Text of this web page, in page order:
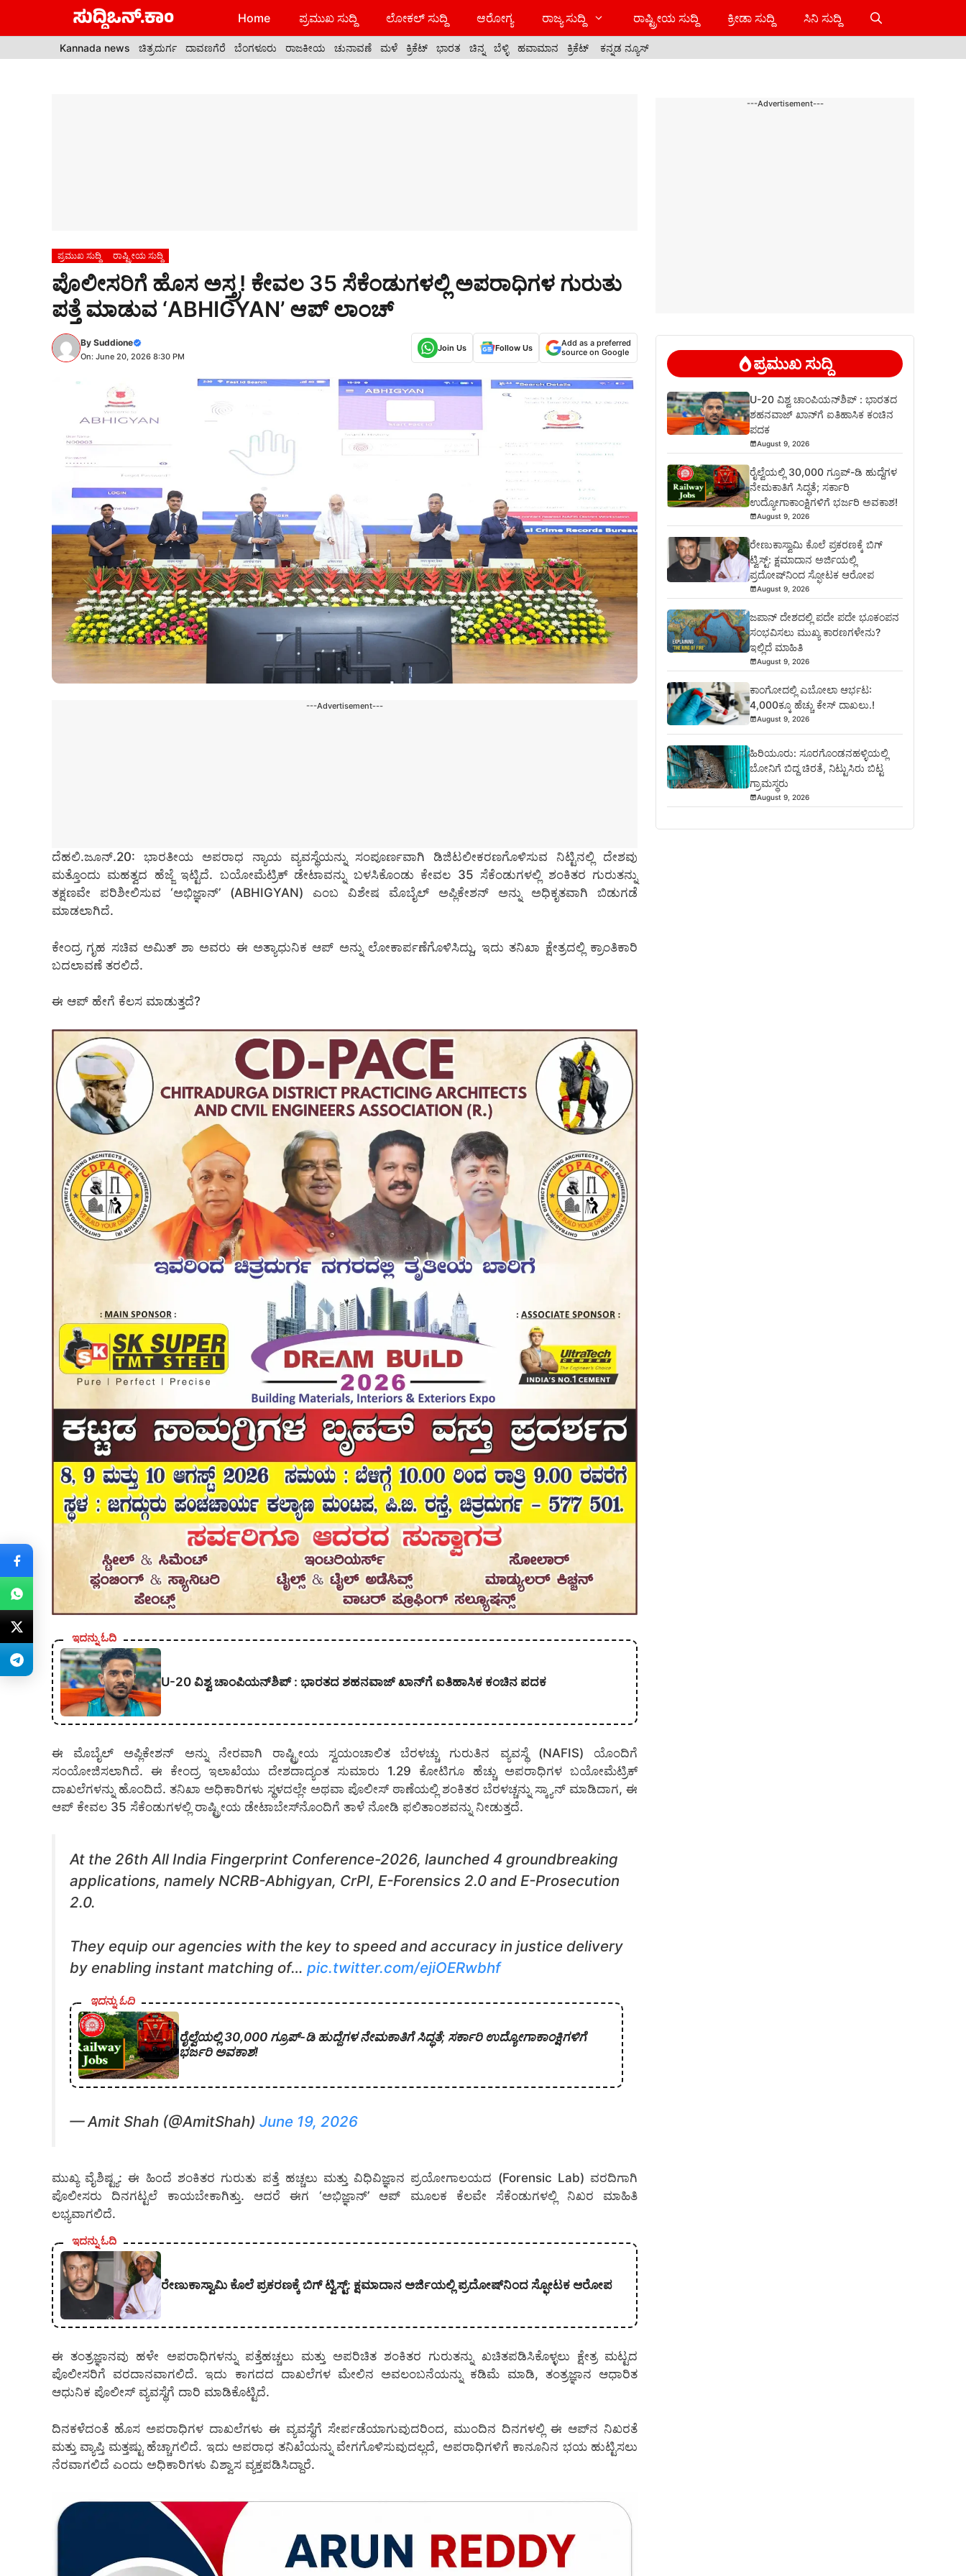
Home ಪ್ರಮುಖ ಸುದ್ದಿ ಲೋಕಲ್ ಸುದ್ದಿ ಆರೋಗ್ಯ ರಾಜ್ಯ ಸುದ್ದಿ ರಾಷ್ಟ್ರೀಯ ಸುದ್ದಿ ಕ್ರೀಡಾ ಸುದ್ದಿ ಸಿನಿ ಸುದ್ದಿ
Kannada news ಚಿತ್ರದುರ್ಗ ದಾವಣಗೆರೆ ಬೆಂಗಳೂರು ರಾಜಕೀಯ ಚುನಾವಣೆ ಮಳೆ ಕ್ರಿಕೆಟ್ ಭಾರತ ಚಿನ್ನ ಬೆಳ್ಳಿ ಹವಾಮಾನ ಕ್ರಿಕೆಟ್ ಕನ್ನಡ ನ್ಯೂಸ್
ಪ್ರಮುಖ ಸುದ್ದಿ ರಾಷ್ಟ್ರೀಯ ಸುದ್ದಿ
ಪೊಲೀಸರಿಗೆ ಹೊಸ ಅಸ್ತ್ರ! ಕೇವಲ 35 ಸೆಕೆಂಡುಗಳಲ್ಲಿ ಅಪರಾಧಿಗಳ ಗುರುತು
ಪತ್ತೆ ಮಾಡುವ ‘ABHIGYAN’ ಆಪ್ ಲಾಂಚ್
By Suddione
On: June 20, 2026 8:30 PM
Join Us Follow Us
Add as a preferred
source on Google
---Advertisement---
ದೆಹಲಿ.ಜೂನ್.20: ಭಾರತೀಯ ಅಪರಾಧ ನ್ಯಾಯ ವ್ಯವಸ್ಥೆಯನ್ನು ಸಂಪೂರ್ಣವಾಗಿ ಡಿಜಿಟಲೀಕರಣಗೊಳಿಸುವ ನಿಟ್ಟಿನಲ್ಲಿ ದೇಶವು
ಮತ್ತೊಂದು ಮಹತ್ವದ ಹೆಜ್ಜೆ ಇಟ್ಟಿದೆ. ಬಯೋಮೆಟ್ರಿಕ್ ಡೇಟಾವನ್ನು ಬಳಸಿಕೊಂಡು ಕೇವಲ 35 ಸೆಕೆಂಡುಗಳಲ್ಲಿ ಶಂಕಿತರ ಗುರುತನ್ನು
ತಕ್ಷಣವೇ ಪರಿಶೀಲಿಸುವ ‘ಅಭಿಜ್ಞಾನ್’ (ABHIGYAN) ಎಂಬ ವಿಶೇಷ ಮೊಬೈಲ್ ಅಪ್ಲಿಕೇಶನ್ ಅನ್ನು ಅಧಿಕೃತವಾಗಿ ಬಿಡುಗಡೆ
ಮಾಡಲಾಗಿದೆ.
ಕೇಂದ್ರ ಗೃಹ ಸಚಿವ ಅಮಿತ್ ಶಾ ಅವರು ಈ ಅತ್ಯಾಧುನಿಕ ಆಪ್ ಅನ್ನು ಲೋಕಾರ್ಪಣೆಗೊಳಿಸಿದ್ದು, ಇದು ತನಿಖಾ ಕ್ಷೇತ್ರದಲ್ಲಿ ಕ್ರಾಂತಿಕಾರಿ
ಬದಲಾವಣೆ ತರಲಿದೆ.
ಈ ಆಪ್ ಹೇಗೆ ಕೆಲಸ ಮಾಡುತ್ತದೆ?
ಇದನ್ನು ಓದಿ
U-20 ವಿಶ್ವ ಚಾಂಪಿಯನ್‌ಶಿಪ್‌ : ಭಾರತದ ಶಹನವಾಜ್ ಖಾನ್‌ಗೆ ಐತಿಹಾಸಿಕ ಕಂಚಿನ ಪದಕ
ಈ ಮೊಬೈಲ್ ಅಪ್ಲಿಕೇಶನ್ ಅನ್ನು ನೇರವಾಗಿ ರಾಷ್ಟ್ರೀಯ ಸ್ವಯಂಚಾಲಿತ ಬೆರಳಚ್ಚು ಗುರುತಿನ ವ್ಯವಸ್ಥೆ (NAFIS) ಯೊಂದಿಗೆ
ಸಂಯೋಜಿಸಲಾಗಿದೆ. ಈ ಕೇಂದ್ರ ಇಲಾಖೆಯು ದೇಶದಾದ್ಯಂತ ಸುಮಾರು 1.29 ಕೋಟಿಗೂ ಹೆಚ್ಚು ಅಪರಾಧಿಗಳ ಬಯೋಮೆಟ್ರಿಕ್
ದಾಖಲೆಗಳನ್ನು ಹೊಂದಿದೆ. ತನಿಖಾ ಅಧಿಕಾರಿಗಳು ಸ್ಥಳದಲ್ಲೇ ಅಥವಾ ಪೊಲೀಸ್ ಠಾಣೆಯಲ್ಲಿ ಶಂಕಿತರ ಬೆರಳಚ್ಚನ್ನು ಸ್ಕ್ಯಾನ್ ಮಾಡಿದಾಗ, ಈ
ಆಪ್ ಕೇವಲ 35 ಸೆಕೆಂಡುಗಳಲ್ಲಿ ರಾಷ್ಟ್ರೀಯ ಡೇಟಾಬೇಸ್‌ನೊಂದಿಗೆ ತಾಳೆ ನೋಡಿ ಫಲಿತಾಂಶವನ್ನು ನೀಡುತ್ತದೆ.
At the 26th All India Fingerprint Conference-2026, launched 4 groundbreaking
applications, namely NCRB-Abhigyan, CrPI, E-Forensics 2.0 and E-Prosecution
2.0.
They equip our agencies with the key to speed and accuracy in justice delivery
by enabling instant matching of… pic.twitter.com/ejiOERwbhf
ಇದನ್ನು ಓದಿ
ರೈಲ್ವೆಯಲ್ಲಿ 30,000 ಗ್ರೂಪ್‌-ಡಿ ಹುದ್ದೆಗಳ ನೇಮಕಾತಿಗೆ ಸಿದ್ಧತೆ; ಸರ್ಕಾರಿ ಉದ್ಯೋಗಾಕಾಂಕ್ಷಿಗಳಿಗೆ
ಭರ್ಜರಿ ಅವಕಾಶ!
— Amit Shah (@AmitShah) June 19, 2026
ಮುಖ್ಯ ವೈಶಿಷ್ಟ್ಯ: ಈ ಹಿಂದೆ ಶಂಕಿತರ ಗುರುತು ಪತ್ತೆ ಹಚ್ಚಲು ಮತ್ತು ವಿಧಿವಿಜ್ಞಾನ ಪ್ರಯೋಗಾಲಯದ (Forensic Lab) ವರದಿಗಾಗಿ
ಪೊಲೀಸರು ದಿನಗಟ್ಟಲೆ ಕಾಯಬೇಕಾಗಿತ್ತು. ಆದರೆ ಈಗ ‘ಅಭಿಜ್ಞಾನ್’ ಆಪ್ ಮೂಲಕ ಕೆಲವೇ ಸೆಕೆಂಡುಗಳಲ್ಲಿ ನಿಖರ ಮಾಹಿತಿ
ಲಭ್ಯವಾಗಲಿದೆ.
ಇದನ್ನು ಓದಿ
ರೇಣುಕಾಸ್ವಾಮಿ ಕೊಲೆ ಪ್ರಕರಣಕ್ಕೆ ಬಿಗ್ ಟ್ವಿಸ್ಟ್: ಕ್ಷಮಾದಾನ ಅರ್ಜಿಯಲ್ಲಿ ಪ್ರದೋಷ್‌ನಿಂದ ಸ್ಫೋಟಕ ಆರೋಪ
ಈ ತಂತ್ರಜ್ಞಾನವು ಹಳೇ ಅಪರಾಧಿಗಳನ್ನು ಪತ್ತೆಹಚ್ಚಲು ಮತ್ತು ಅಪರಿಚಿತ ಶಂಕಿತರ ಗುರುತನ್ನು ಖಚಿತಪಡಿಸಿಕೊಳ್ಳಲು ಕ್ಷೇತ್ರ ಮಟ್ಟದ
ಪೊಲೀಸರಿಗೆ ವರದಾನವಾಗಲಿದೆ. ಇದು ಕಾಗದದ ದಾಖಲೆಗಳ ಮೇಲಿನ ಅವಲಂಬನೆಯನ್ನು ಕಡಿಮೆ ಮಾಡಿ, ತಂತ್ರಜ್ಞಾನ ಆಧಾರಿತ
ಆಧುನಿಕ ಪೊಲೀಸ್ ವ್ಯವಸ್ಥೆಗೆ ದಾರಿ ಮಾಡಿಕೊಟ್ಟಿದೆ.
ದಿನಕಳೆದಂತೆ ಹೊಸ ಅಪರಾಧಿಗಳ ದಾಖಲೆಗಳು ಈ ವ್ಯವಸ್ಥೆಗೆ ಸೇರ್ಪಡೆಯಾಗುವುದರಿಂದ, ಮುಂದಿನ ದಿನಗಳಲ್ಲಿ ಈ ಆಪ್‌ನ ನಿಖರತೆ
ಮತ್ತು ವ್ಯಾಪ್ತಿ ಮತ್ತಷ್ಟು ಹೆಚ್ಚಾಗಲಿದೆ. ಇದು ಅಪರಾಧ ತನಿಖೆಯನ್ನು ವೇಗಗೊಳಿಸುವುದಲ್ಲದೆ, ಅಪರಾಧಿಗಳಿಗೆ ಕಾನೂನಿನ ಭಯ ಹುಟ್ಟಿಸಲು
ನೆರವಾಗಲಿದೆ ಎಂದು ಅಧಿಕಾರಿಗಳು ವಿಶ್ವಾಸ ವ್ಯಕ್ತಪಡಿಸಿದ್ದಾರೆ.
---Advertisement---
ಪ್ರಮುಖ ಸುದ್ದಿ
U-20 ವಿಶ್ವ ಚಾಂಪಿಯನ್‌ಶಿಪ್‌ : ಭಾರತದ
ಶಹನವಾಜ್ ಖಾನ್‌ಗೆ ಐತಿಹಾಸಿಕ ಕಂಚಿನ
ಪದಕ
August 9, 2026
ರೈಲ್ವೆಯಲ್ಲಿ 30,000 ಗ್ರೂಪ್‌-ಡಿ ಹುದ್ದೆಗಳ
ನೇಮಕಾತಿಗೆ ಸಿದ್ಧತೆ; ಸರ್ಕಾರಿ
ಉದ್ಯೋಗಾಕಾಂಕ್ಷಿಗಳಿಗೆ ಭರ್ಜರಿ ಅವಕಾಶ!
August 9, 2026
ರೇಣುಕಾಸ್ವಾಮಿ ಕೊಲೆ ಪ್ರಕರಣಕ್ಕೆ ಬಿಗ್
ಟ್ವಿಸ್ಟ್: ಕ್ಷಮಾದಾನ ಅರ್ಜಿಯಲ್ಲಿ
ಪ್ರದೋಷ್‌ನಿಂದ ಸ್ಫೋಟಕ ಆರೋಪ
August 9, 2026
ಜಪಾನ್ ದೇಶದಲ್ಲಿ ಪದೇ ಪದೇ ಭೂಕಂಪನ
ಸಂಭವಿಸಲು ಮುಖ್ಯ ಕಾರಣಗಳೇನು?
ಇಲ್ಲಿದೆ ಮಾಹಿತಿ
August 9, 2026
ಕಾಂಗೋದಲ್ಲಿ ಎಬೋಲಾ ಆರ್ಭಟ:
4,000ಕ್ಕೂ ಹೆಚ್ಚು ಕೇಸ್ ದಾಖಲು.!
August 9, 2026
ಹಿರಿಯೂರು: ಸೂರಗೊಂಡನಹಳ್ಳಿಯಲ್ಲಿ
ಬೋನಿಗೆ ಬಿದ್ದ ಚಿರತೆ, ನಿಟ್ಟುಸಿರು ಬಿಟ್ಟ
ಗ್ರಾಮಸ್ಥರು
August 9, 2026